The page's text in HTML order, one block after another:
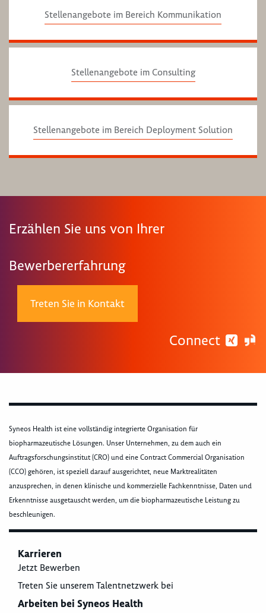
Stellenangebote im Bereich Kommunikation
Stellenangebote im Consulting
Stellenangebote im Bereich Deployment Solution
Erzählen Sie uns von Ihrer
Bewerbererfahrung
Treten Sie in Kontakt
Connect
Syneos Health ist eine vollständig integrierte Organisation für
biopharmazeutische Lösungen. Unser Unternehmen, zu dem auch ein
Auftragsforschungsinstitut (CRO) und eine Contract Commercial Organisation
(CCO) gehören, ist speziell darauf ausgerichtet, neue Marktrealitäten
anzusprechen, in denen klinische und kommerzielle Fachkenntnisse, Daten und
Erkenntnisse ausgetauscht werden, um die biopharmazeutische Leistung zu
beschleunigen.
Karrieren
Jetzt Bewerben
Treten Sie unserem Talentnetzwerk bei
Arbeiten bei Syneos Health